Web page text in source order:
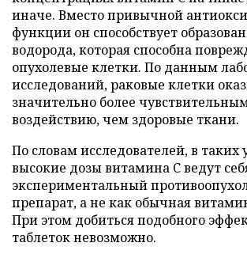
иначе. Вместо привычной
функции он способствует
водорода, которая способна
опухолевые клетки. По данным
исследований, раковые клетки
значительно более
воздействию, чем здоровые ткани.
По словам исследователей, в таких
высокие дозы витамина C ведут
экспериментальный
препарат, а не как обычная
При этом добиться подобного
таблеток невозможно.